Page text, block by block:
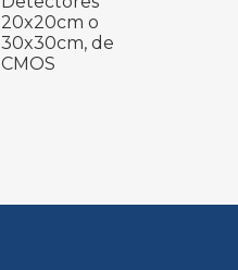
20x20cm o
30x30cm, de
CMOS